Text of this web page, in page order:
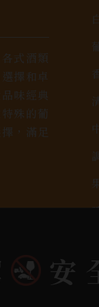
式酒類
擇和卓
味經典
殊的葡
，滿足
安